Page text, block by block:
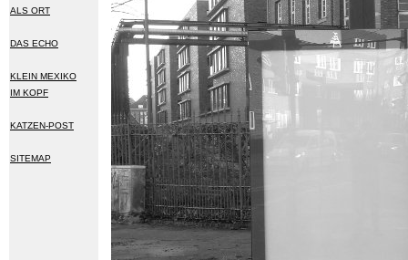
ALS ORT
DAS ECHO
KLEIN MEXIKO
IM KOPF
KATZEN-POST
SITEMAP